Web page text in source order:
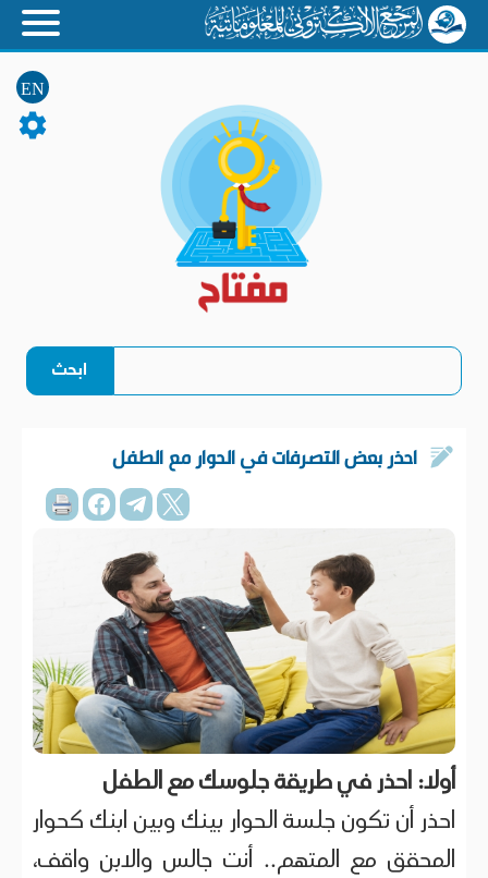
EN
احذر بعض التصرفات في الحوار مع الطفل
أولا: احذر في طريقة جلوسك مع الطفل
احذر أن تكون جلسة الحوار بينك وبين ابنك كحوار
المحقق مع المتهم.. أنت جالس والابن واقف،